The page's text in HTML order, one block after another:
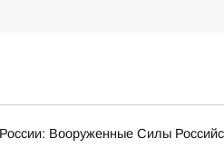
Вооруженные Силы